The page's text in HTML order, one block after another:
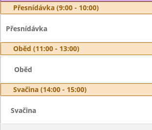
Přesnídávka (9:00 - 10:00)
Přesnídávka
Oběd (11:00 - 13:00)
Oběd
Svačina (14:00 - 15:00)
Svačina